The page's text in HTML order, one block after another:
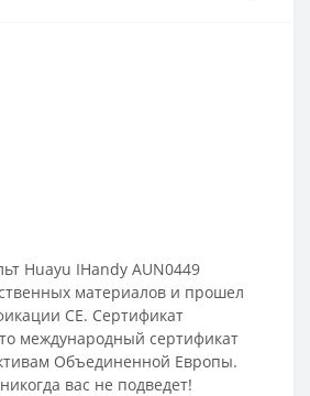
Huayu IHandy AUN0449
материалов и прошел
CE. Сертификат
международный сертификат
Объединенной Европы.
вас не подведет!